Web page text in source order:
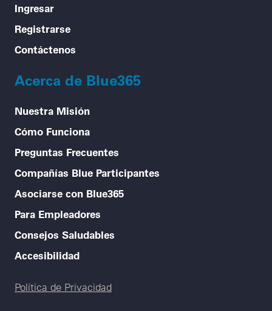
Ingresar
Registrarse
Contáctenos
Acerca de Blue365
Nuestra Misión
Cómo Funciona
Preguntas Frecuentes
Compañías Blue Participantes
Asociarse con Blue365
Para Empleadores
Consejos Saludables
Accesibilidad
Legal menu
Política de Privacidad